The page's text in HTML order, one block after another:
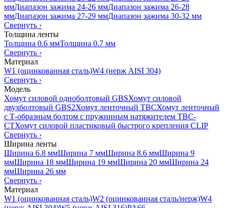
ммДиапазон зажима 24-26 ммДиапазон зажима 26-28
ммДиапазон зажима 27-29 ммДиапазон зажима 30-32 мм
Свернуть ›
Толщина ленты
Толщина 0.6 ммТолщина 0.7 мм
Свернуть ›
Материал
W1 (оцинкованная сталь)W4 (нерж AISI 304)
Свернуть ›
Модель
Хомут силовой одноболтовый GBSХомут силовой
двухболтовый GBS2Хомут ленточный TBCХомут ленточный
с Т-образным болтом с пружинным натяжителем TBC-
CTХомут силовой пластиковый быстрого крепления CLIP
Свернуть ›
Ширина ленты
Ширина 6.8 ммШирина 7 ммШирина 8.6 ммШирина 9
ммШирина 18 ммШирина 19 ммШирина 20 ммШирина 24
ммШирина 26 мм
Свернуть ›
Материал
W1 (оцинкованная сталь)W2 (оцинкованная сталь/нерж)W4